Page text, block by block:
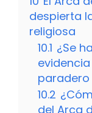
despierta
religiosa
10.1 ¿Se
paradero
10.2
del Arca